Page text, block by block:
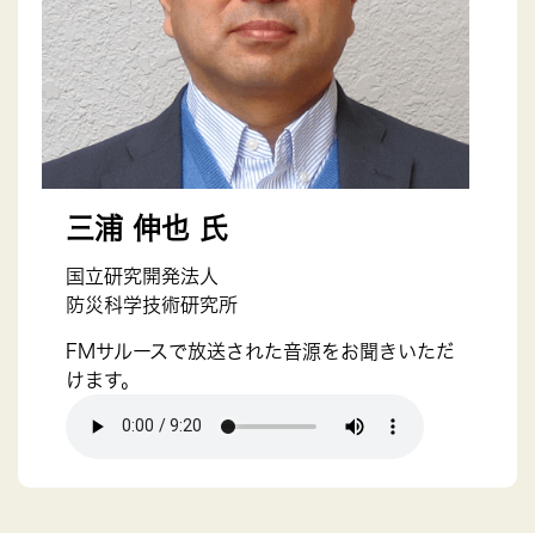
三浦 伸也 氏
国立研究開発法人
防災科学技術研究所
FMサルースで放送された音源をお聞きいただ
けます。